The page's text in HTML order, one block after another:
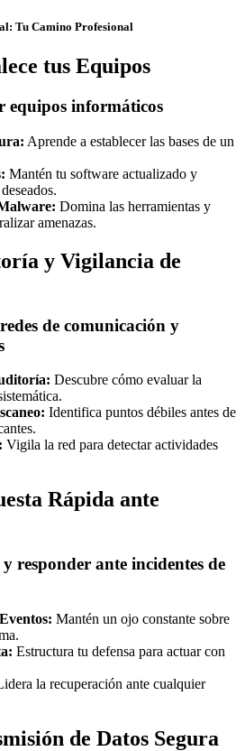
Tu Camino Profesional
tus Equipos
equipos informáticos
Aprende a establecer las bases de un
Mantén tu software actualizado y
Domina las herramientas y
amenazas.
y Vigilancia de
de comunicación y
Descubre cómo evaluar la
Identifica puntos débiles antes de
Vigila la red para detectar actividades
Rápida ante
responder ante incidentes de
Mantén un ojo constante sobre
Estructura tu defensa para actuar con
la recuperación ante cualquier
de Datos Segura